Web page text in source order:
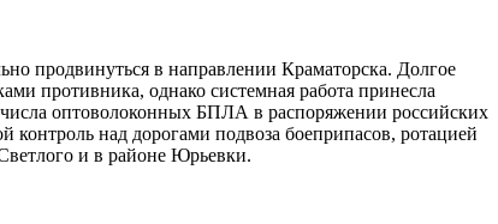
продвинуться в направлении Краматорска. Долгое
противника, однако системная работа принесла
оптоволоконных БПЛА в распоряжении российских
контроль над дорогами подвоза боеприпасов, ротацией
и в районе Юрьевки.